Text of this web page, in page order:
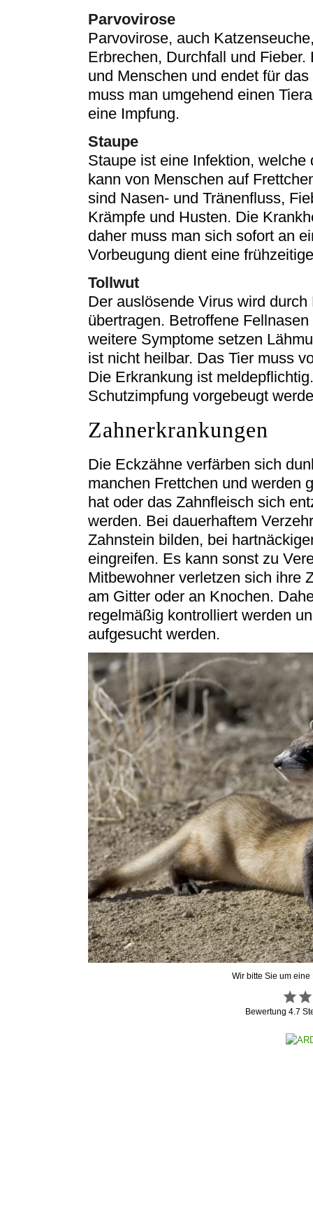
Parvovirose
Parvovirose, auch
Erbrechen, Durchfall und
und Menschen und endet für
muss man umgehend einen
eine Impfung.
Staupe
Staupe ist eine Infektion,
kann von Menschen auf
sind Nasen- und Tränenfluss,
Krämpfe und Husten. Die
daher muss man sich sofort an
Vorbeugung dient eine
Tollwut
Der auslösende Virus wird
übertragen. Betroffene
weitere Symptome setzen
ist nicht heilbar. Das Tier muss
Die Erkrankung ist
Schutzimpfung vorgebeugt
Zahnerkrankungen
Die Eckzähne verfärben sich
manchen Frettchen und werden
hat oder das Zahnfleisch sich
werden. Bei dauerhaftem
Zahnstein bilden, bei
eingreifen. Es kann sonst zu
Mitbewohner verletzen sich ihre
am Gitter oder an Knochen.
regelmäßig kontrolliert werden
aufgesucht werden.
Wir bitte Sie um
Bewertung4.7